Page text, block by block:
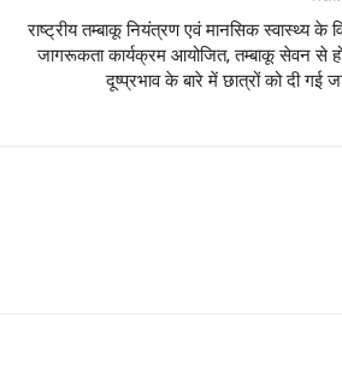
राष्ट्रीय तम्बाकू नियंत्रण एवं मानसिक स्वास्थ्य के
जागरूकता कार्यक्रम आयोजित, तम्बाकू सेवन से
दूष्प्रभाव के बारे में छात्रों को दी गई